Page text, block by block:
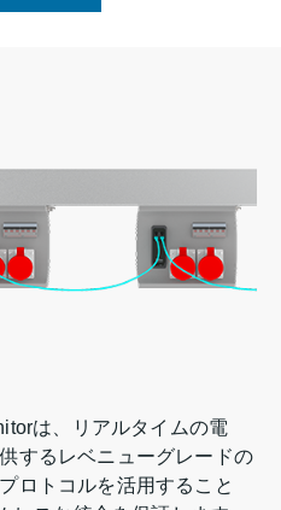
は、リアルタイムの電
するレベニューグレードの
ロトコルを活用すること